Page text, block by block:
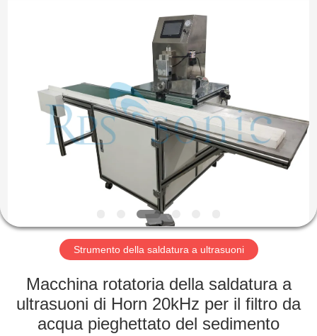
PRODOTTI
CIRCA
GIRO
DELLA
FABBRICA
CONTROLLO
Strumento della saldatura a ultrasuoni
Macchina rotatoria della saldatura a
ultrasuoni di Horn 20kHz per il filtro da
acqua pieghettato del sedimento